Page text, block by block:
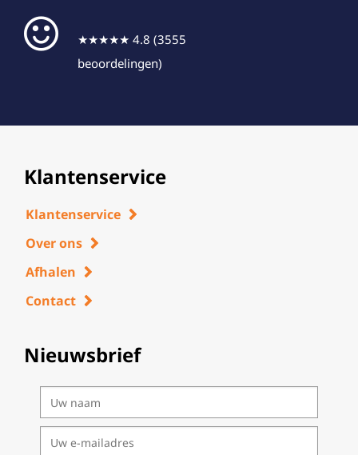
★★★★★ 4.8 (3555
beoordelingen)
Klantenservice
Klantenservice
Over ons
Afhalen
Contact
Nieuwsbrief